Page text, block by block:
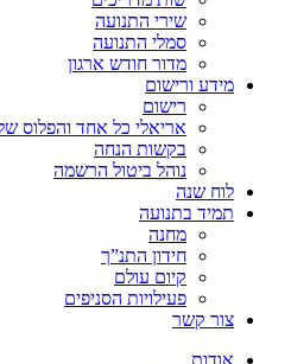
שירי התנועה
סמלי התנועה
מדור חודש ארגון
מידע ורישום
רישום
אריאלי כל אחד והפלוס שלו
בקשות הנחה
נוהל ביטול הרשמה
לוח שנה
תמיד בתנועה
מחנה
חידון התנ”ך
קיום עולם
פעילויות הסניפים
צור קשר